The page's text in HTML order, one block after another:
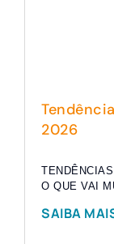
2026
O QUE VAI
SAIBA